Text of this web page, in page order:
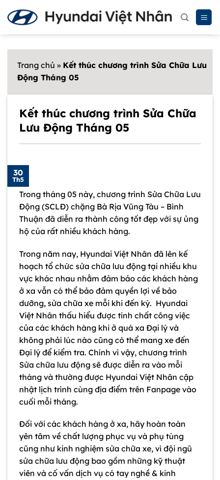
đến
Trang chủ » Kết thúc chương trình Sửa Chữa Lưu
Động Tháng 05
Kết thúc chương trình Sửa Chữa
Lưu Động Tháng 05
30
Th5
Trong tháng 05 này, chương trình Sửa Chữa Lưu
Động (SCLĐ) chặng Bà Rịa Vũng Tàu – Bình
Thuận đã diễn ra thành công tốt đẹp với sự ủng
hộ của rất nhiều khách hàng.
Trong năm nay, Hyundai Việt Nhân đã lên kế
hoạch tổ chức sửa chữa lưu động tại nhiều khu
vực khác nhau nhằm đảm bảo các khách hàng
ở xa vẫn có thể bảo đảm quyền lợi về bảo
dưỡng, sửa chữa xe mỗi khi đến kỳ. Hyundai
Việt Nhân thấu hiểu được tính chất công việc
của các khách hàng khi ở quá xa Đại lý và
không phải lúc nào cũng có thể mang xe đến
Đại lý để kiểm tra. Chính vì vậy, chương trình
Sửa chữa lưu động sẽ được diễn ra vào mỗi
tháng và thường được Hyundai Việt Nhân cập
nhật lịch trình cùng địa điểm trên Fanpage vào
cuối mỗi tháng.
Đối với các khách hàng ở xa, hãy hoàn toàn
yên tâm về chất lượng phục vụ và phụ tùng
cũng như kinh nghiệm sửa chữa xe, vì đội ngũ
sửa chữa lưu động bao gồm những kỹ thuật
viên và cố vấn dịch vụ có tay nghề & kinh